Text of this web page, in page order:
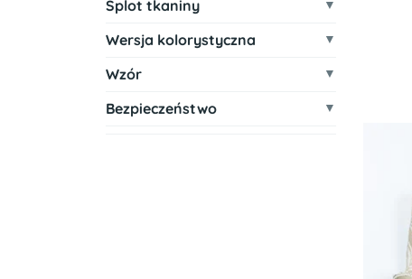
Splot tkaniny
Wersja kolorystyczna
Wzór
Bezpieczeństwo